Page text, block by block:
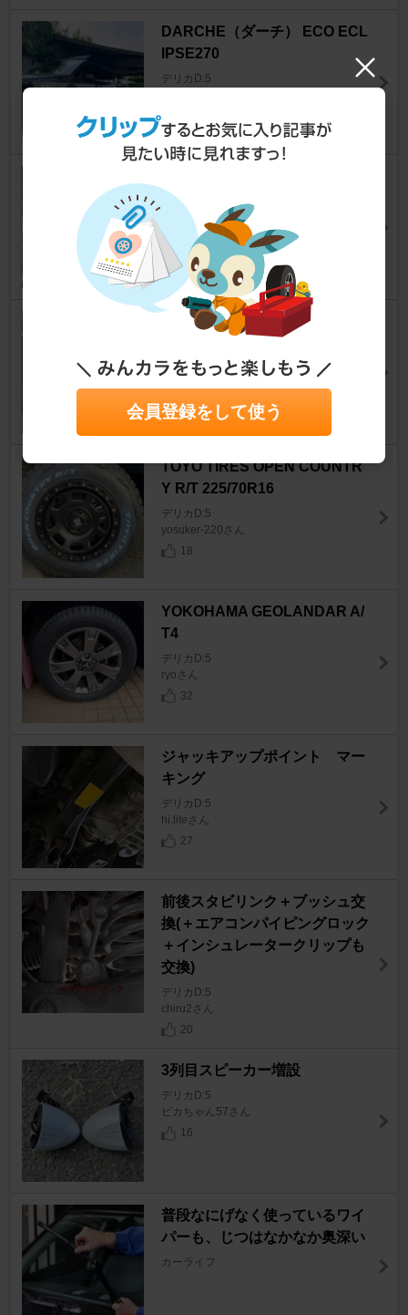
DARCHE（ダーチ） ECO ECL
IPSE270
デリカD:5
デリカD:5
moto.anzさん
X-Fang インテークダクト5500
viva la tamさん
TOYO TIRES OPEN COUNTR
Y R/T 225/70R16
デリカD:5
yosuker-220さん
18
YOKOHAMA GEOLANDAR A/
T4
デリカD:5
ryoさん
32
ジャッキアップポイント マー
キング
デリカD:5
hi.liteさん
27
前後スタビリンク＋ブッシュ交
換(＋エアコンパイピングロック
＋インシュレータークリップも
交換)
デリカD:5
chiru2さん
20
3列目スピーカー増設
デリカD:5
ピカちゃん57さん
16
普段なにげなく使っているワイ
パーも、じつはなかなか奥深い
カーライフ
会員登録をして使う